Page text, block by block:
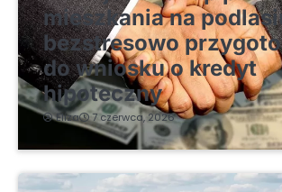
mieszkania na
bezstresowo
do wniosku o kredyt
hipoteczny
Eliza 7 czerwca, 2026